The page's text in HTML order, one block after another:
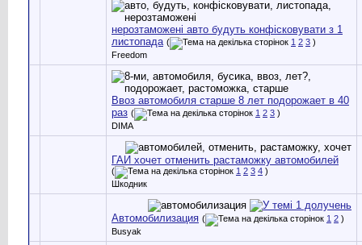
нерозтаможені авто будуть конфісковувати з 1
листопада ( 1 2 3 )
Freedom
Ввоз автомобиля старше 8 лет подорожает в 40
раз ( 1 2 3 )
DIMA
ГАИ хочет отменить растаможку автомобилей
( 1 2 3 4 )
Шкодник
Автомобилизация ( 1 2 )
Busyak